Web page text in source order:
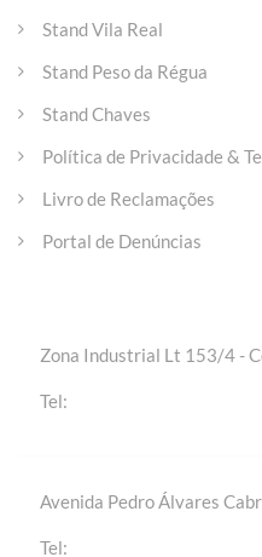
Stand Vila Real
Stand Peso da Régua
Stand Chaves
Política de Privacidade &
Livro de Reclamações
Portal de Denúncias
Zona Industrial Lt 153/4 -
Tel:
Avenida Pedro Álvares
Tel: